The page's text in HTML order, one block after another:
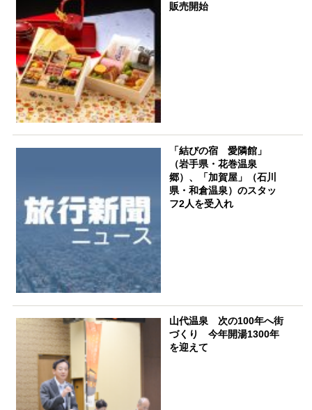
販売開始
「結びの宿 愛隣館」
（岩手県・花巻温泉
郷）、「加賀屋」（石川
県・和倉温泉）のスタッ
フ2人を受入れ
山代温泉 次の100年へ街
づくり 今年開湯1300年
を迎えて